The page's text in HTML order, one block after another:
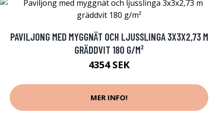
PAVILJONG MED MYGGNÄT OCH LJUSSLINGA 3X3X2,73 M
GRÄDDVIT 180 G/M²
4354 SEK
MER INFO!